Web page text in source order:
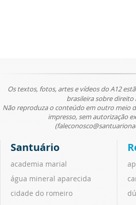
Os textos, fotos, artes e vídeos do A12
brasileira sobre direito
Não reproduza o conteúdo em outro meio
impresso, sem autorização
Santuário
academia marial
água mineral aparecida
cidade do romeiro